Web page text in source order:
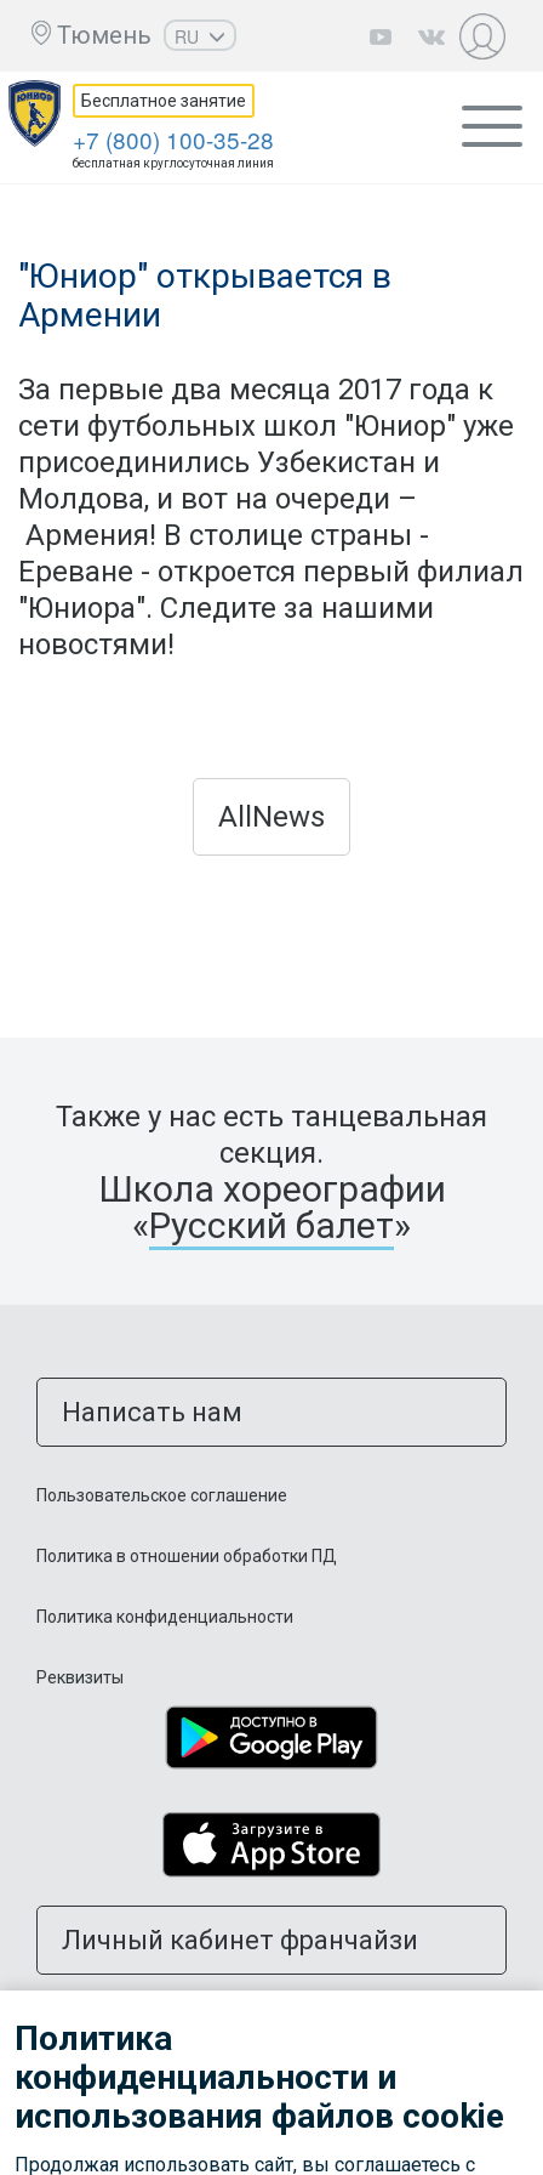
Тюмень
RU
EN
UZ
KZ
Бесплатное занятие
+7 (800) 100-35-28
бесплатная круглосуточная линия
"Юниор" открывается в
Армении
За первые два месяца 2017 года к
сети футбольных школ "Юниор" уже
присоединились Узбекистан и
Молдова, и вот на очереди –
Армения! В столице страны -
Ереване - откроется первый филиал
"Юниора". Следите за нашими
новостями!
AllNews
Также у нас есть танцевальная
секция.
Школа хореографии
«Русский балет»
Написать нам
Пользовательское соглашение
Политика в отношении обработки ПД
Политика конфиденциальности
Реквизиты
Личный кабинет франчайзи
Тренерам
Политика
конфиденциальности и
использования файлов cookie
Продолжая использовать сайт, вы соглашаетесь с